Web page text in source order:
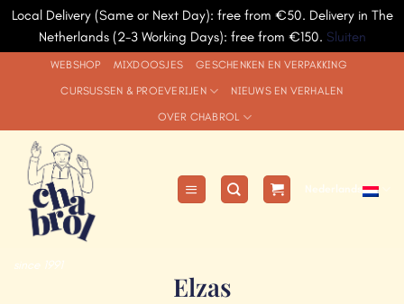
Local Delivery (Same or Next Day): free from €50. Delivery in The
Netherlands (2-3 Working Days): free from €150. Sluiten
WEBSHOP MIXDOOSJES GESCHENKEN EN VERPAKKING
CURSUSSEN & PROEVERIJEN NIEUWS EN VERHALEN
OVER CHABROL
since 1991
Nederlands
Elzas